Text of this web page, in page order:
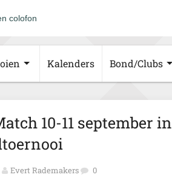
colofon
Kalenders Bond/Clubs
10-11 september in
Evert Rademakers 0